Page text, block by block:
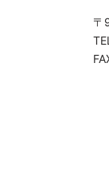
〒